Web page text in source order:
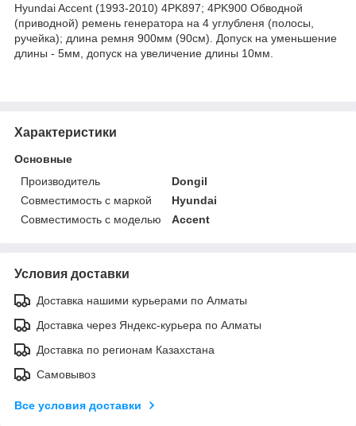
Hyundai Accent (1993-2010) 4PK897; 4PK900 Обводной
(приводной) ремень генератора на 4 углубленя (полосы,
ручейка); длина ремня 900мм (90см). Допуск на уменьшение
длины - 5мм, допуск на увеличение длины 10мм.
Характеристики
Основные
Производитель
Dongil
Совместимость с маркой
Hyundai
Совместимость с моделью
Accent
Условия доставки
Доставка нашими курьерами по Алматы
Доставка через Яндекс-курьера по Алматы
Доставка по регионам Казахстана
Самовывоз
Все условия доставки